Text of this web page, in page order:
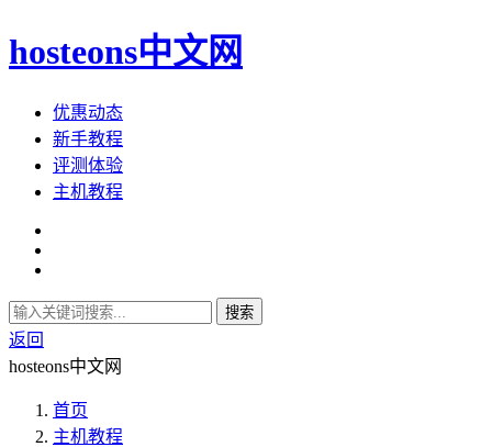
hosteons中文网
优惠动态
新手教程
评测体验
主机教程
搜索
返回
hosteons中文网
首页
主机教程